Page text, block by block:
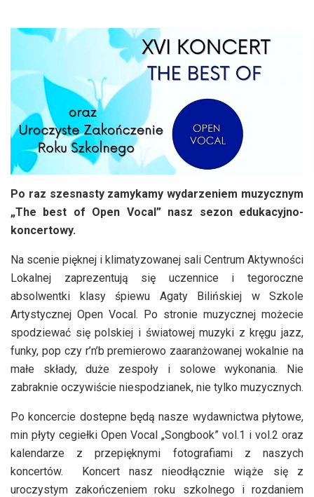
Po raz szesnasty zamykamy wydarzeniem muzycznym
„The best of Open Vocal” nasz sezon edukacyjno-
koncertowy.
Na scenie pięknej i klimatyzowanej sali Centrum Aktywności
Lokalnej zaprezentują się uczennice i tegoroczne
absolwentki klasy śpiewu Agaty Bilińskiej w Szkole
Artystycznej Open Vocal. Po stronie muzycznej możecie
spodziewać się polskiej i światowej muzyki z kręgu jazz,
funky, pop czy r’n’b premierowo zaaranżowanej wokalnie na
małe składy, duże zespoły i solowe wykonania. Nie
zabraknie oczywiście niespodzianek, nie tylko muzycznych.
Po koncercie dostepne będą nasze wydawnictwa płytowe,
min płyty cegiełki Open Vocal „Songbook” vol.1 i vol.2 oraz
kalendarze z przepięknymi fotografiami z naszych
koncertów. Koncert nasz nieodłącznie wiąże się z
uroczystym zakończeniem roku szkolnego i rozdaniem